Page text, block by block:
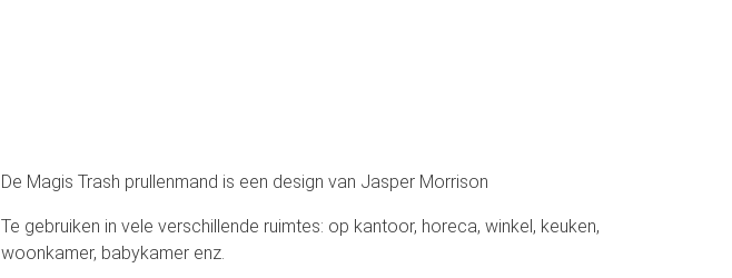
De Magis Trash prullenmand is een design van Jasper Morrison
Te gebruiken in vele verschillende ruimtes: op kantoor, horeca, winkel, keuken,
woonkamer, babykamer enz.